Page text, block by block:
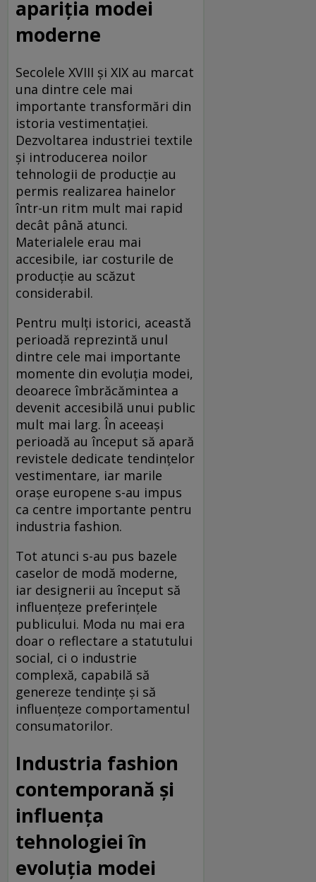
apariția modei
moderne
Secolele XVIII și XIX au marcat
una dintre cele mai
importante transformări din
istoria vestimentației.
Dezvoltarea industriei textile
și introducerea noilor
tehnologii de producție au
permis realizarea hainelor
într-un ritm mult mai rapid
decât până atunci.
Materialele erau mai
accesibile, iar costurile de
producție au scăzut
considerabil.
Pentru mulți istorici, această
perioadă reprezintă unul
dintre cele mai importante
momente din evoluția modei,
deoarece îmbrăcămintea a
devenit accesibilă unui public
mult mai larg. În aceeași
perioadă au început să apară
revistele dedicate tendințelor
vestimentare, iar marile
orașe europene s-au impus
ca centre importante pentru
industria fashion.
Tot atunci s-au pus bazele
caselor de modă moderne,
iar designerii au început să
influențeze preferințele
publicului. Moda nu mai era
doar o reflectare a statutului
social, ci o industrie
complexă, capabilă să
genereze tendințe și să
influențeze comportamentul
consumatorilor.
Industria fashion
contemporană și
influența
tehnologiei în
evoluția modei